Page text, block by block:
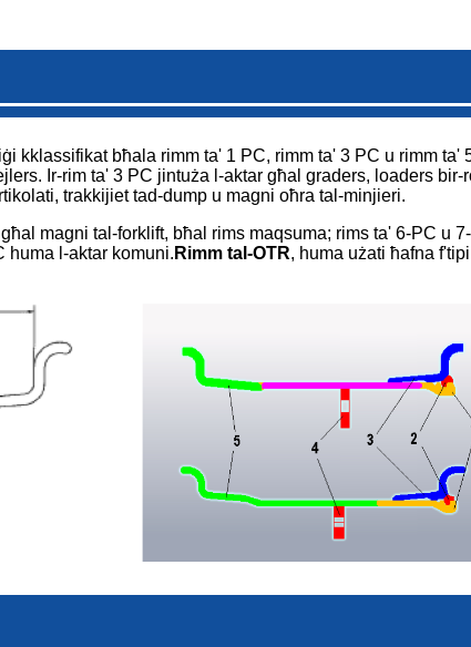
kklassifikat bħala rimm ta' 1 PC, rimm ta' 3 PC u rimm
Ir-rim ta' 3 PC jintuża l-aktar għal graders, loaders bir-
trakkijiet tad-dump u magni oħra tal-minjieri.
magni tal-forklift, bħal rims maqsuma; rims ta' 6-PC u
huma l-aktar komuni. Rimm tal-OTR, huma użati ħafna